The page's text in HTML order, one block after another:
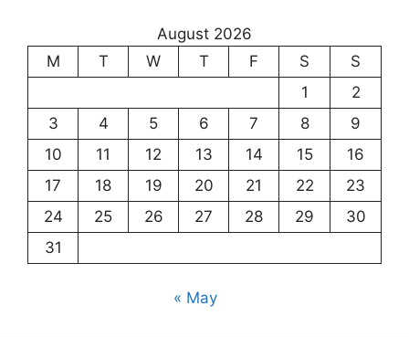
August 2026
M
T W T F S
S
1
2
3
4 5 6 7 8
9
10
11 12 13 14 15
16
17
18 19 20 21 22
23
24
25 26 27 28 29
30
31
« May